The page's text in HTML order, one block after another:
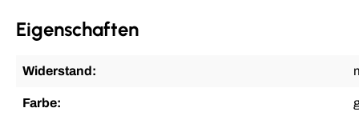
Eigenschaften
Widerstand:
Farbe: